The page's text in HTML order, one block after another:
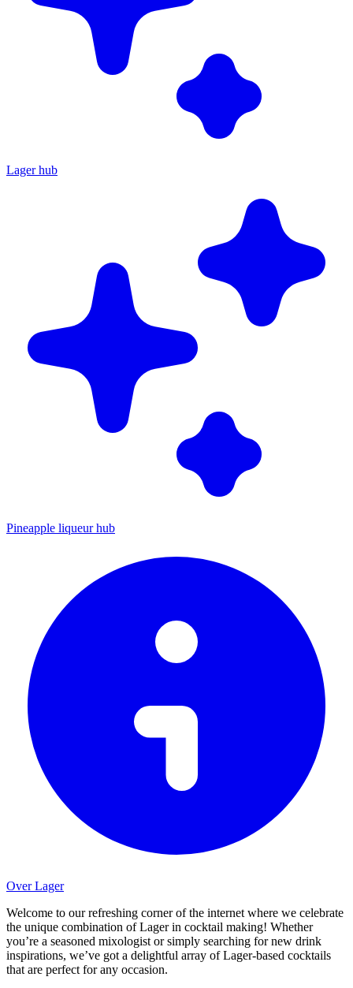
Lager hub
Pineapple liqueur hub
Over Lager
Welcome to our refreshing corner of the internet where we celebrate
the unique combination of Lager in cocktail making! Whether
you’re a seasoned mixologist or simply searching for new drink
inspirations, we’ve got a delightful array of Lager-based cocktails
that are perfect for any occasion.